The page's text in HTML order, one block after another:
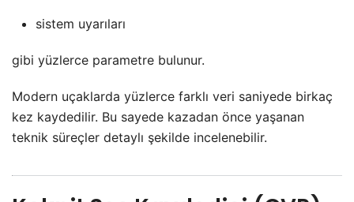
sistem uyarıları
gibi yüzlerce parametre bulunur.
Modern uçaklarda yüzlerce farklı veri saniyede birkaç
kez kaydedilir. Bu sayede kazadan önce yaşanan
teknik süreçler detaylı şekilde incelenebilir.